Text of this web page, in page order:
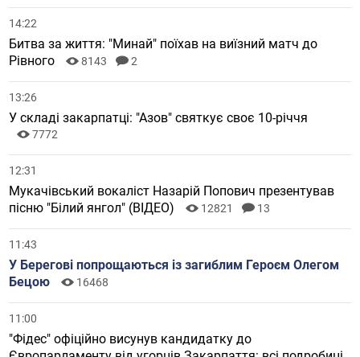
14:22
Битва за життя: "Минай" поїхав на виїзний матч до
Рівного
8143 2
13:26
У складі закарпатці: "Азов" святкує своє 10-річчя
7772
12:31
Мукачівський вокаліст Назарій Попович презентував
пісню "Білий янгол" (ВІДЕО)
12821 13
11:43
У Берегові попрощаються із загиблим Героєм Олегом
Бецою
16468
11:00
"Фідес" офіційно висунув кандидатку до